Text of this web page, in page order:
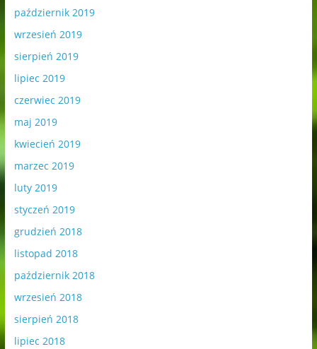
październik 2019
wrzesień 2019
sierpień 2019
lipiec 2019
czerwiec 2019
maj 2019
kwiecień 2019
marzec 2019
luty 2019
styczeń 2019
grudzień 2018
listopad 2018
październik 2018
wrzesień 2018
sierpień 2018
lipiec 2018